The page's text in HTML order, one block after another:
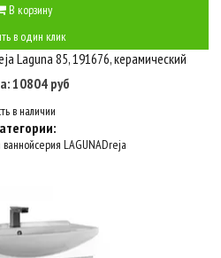
В корзину
в один клик
Laguna 85, 191676, керамический
10804 руб
в наличии
серия LAGUNADreja